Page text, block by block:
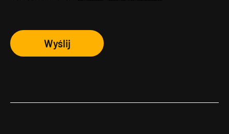
Wyślij